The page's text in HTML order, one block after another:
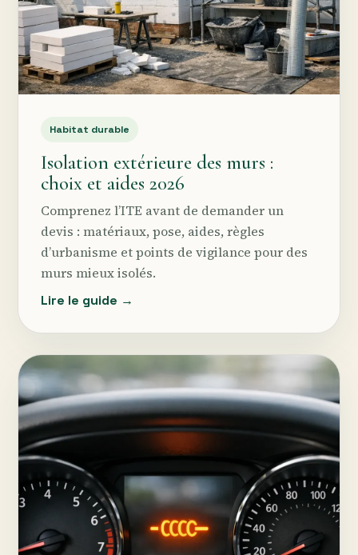
Habitat durable
Isolation extérieure des murs :
choix et aides 2026
Comprenez l’ITE avant de demander un
devis : matériaux, pose, aides, règles
d’urbanisme et points de vigilance pour des
murs mieux isolés.
Lire le guide →